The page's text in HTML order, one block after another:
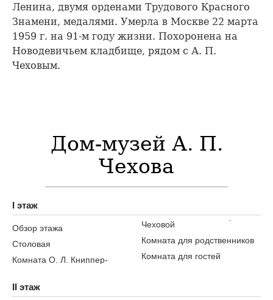
Ленина, двумя орденами Трудового Красного
Знамени, медалями. Умерла в Москве 22 марта
1959 г. на 91-м году жизни. Похоронена на
Новодевичьем кладбище, рядом с А. П.
Чеховым.
Дом-музей А. П.
Чехова
I этаж
Обзор этажа
Столовая
Комната О. Л. Книппер-
Чеховой
Комната для родственников
Комната для гостей
II этаж